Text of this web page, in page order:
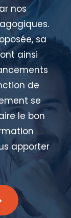
nos
sa
ainsi
de
se
le bon
apporter